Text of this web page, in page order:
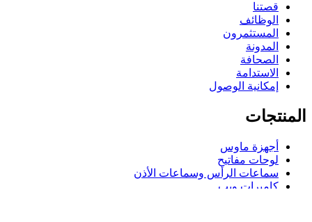
قصتنا
الوظائف
المستثمرون
المدونة
الصحافة
الاستدامة
إمكانية الوصول
المنتجات
أجهزة ماوس
لوحات مفاتيح
سماعات الرأس وسماعات الأذن
كاميرات ويب